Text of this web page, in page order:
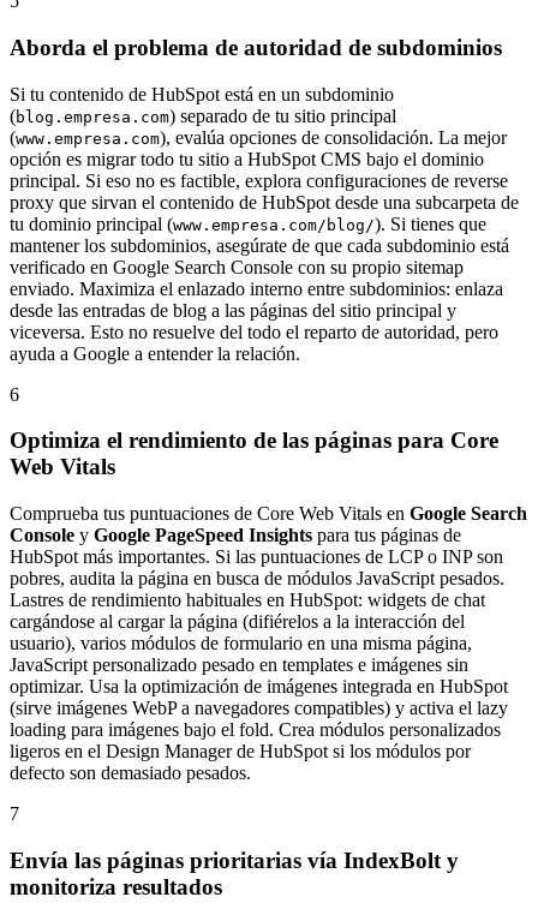
Aborda el problema de autoridad de subdominios
Si tu contenido de HubSpot está en un subdominio
(blog.empresa.com) separado de tu sitio principal
(www.empresa.com), evalúa opciones de consolidación. La mejor
opción es migrar todo tu sitio a HubSpot CMS bajo el dominio
principal. Si eso no es factible, explora configuraciones de reverse
proxy que sirvan el contenido de HubSpot desde una subcarpeta de
tu dominio principal (www.empresa.com/blog/). Si tienes que
mantener los subdominios, asegúrate de que cada subdominio está
verificado en Google Search Console con su propio sitemap
enviado. Maximiza el enlazado interno entre subdominios: enlaza
desde las entradas de blog a las páginas del sitio principal y
viceversa. Esto no resuelve del todo el reparto de autoridad, pero
ayuda a Google a entender la relación.
6
Optimiza el rendimiento de las páginas para Core
Web Vitals
Comprueba tus puntuaciones de Core Web Vitals en Google Search
Console y Google PageSpeed Insights para tus páginas de
HubSpot más importantes. Si las puntuaciones de LCP o INP son
pobres, audita la página en busca de módulos JavaScript pesados.
Lastres de rendimiento habituales en HubSpot: widgets de chat
cargándose al cargar la página (difiérelos a la interacción del
usuario), varios módulos de formulario en una misma página,
JavaScript personalizado pesado en templates e imágenes sin
optimizar. Usa la optimización de imágenes integrada en HubSpot
(sirve imágenes WebP a navegadores compatibles) y activa el lazy
loading para imágenes bajo el fold. Crea módulos personalizados
ligeros en el Design Manager de HubSpot si los módulos por
defecto son demasiado pesados.
7
Envía las páginas prioritarias vía IndexBolt y
monitoriza resultados